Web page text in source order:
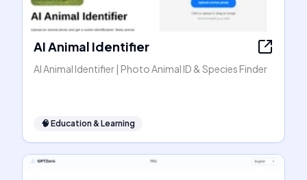
AI Animal Identifier
AI Animal Identifier | Photo Animal ID & Species Finder
🧠 Education & Learning